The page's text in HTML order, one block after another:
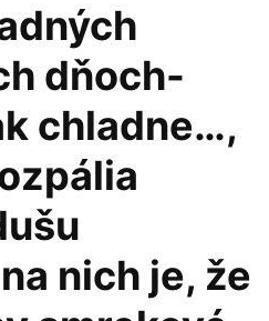
dňoch-
chladne…,
nich je, že